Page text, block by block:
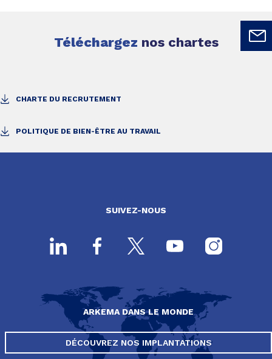
Téléchargez nos chartes
CHARTE DU RECRUTEMENT
POLITIQUE DE BIEN-ÊTRE AU TRAVAIL
SUIVEZ-NOUS
ARKEMA DANS LE MONDE
DÉCOUVREZ NOS IMPLANTATIONS